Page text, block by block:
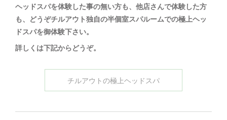
ヘッドスパを体験した事の無い方も、他店さんで体験した方
も、どうぞチルアウト独自の半個室スパルームでの極上ヘッ
ドスパを御体験下さい。
詳しくは下記からどうぞ。
チルアウトの極上ヘッドスパ